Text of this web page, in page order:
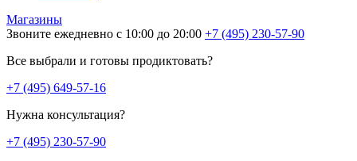
Магазины
Звоните ежедневно с 10:00 до 20:00 +7 (495) 230-57-90
Все выбрали и готовы продиктовать?
+7 (495) 649-57-16
Нужна консультация?
+7 (495) 230-57-90